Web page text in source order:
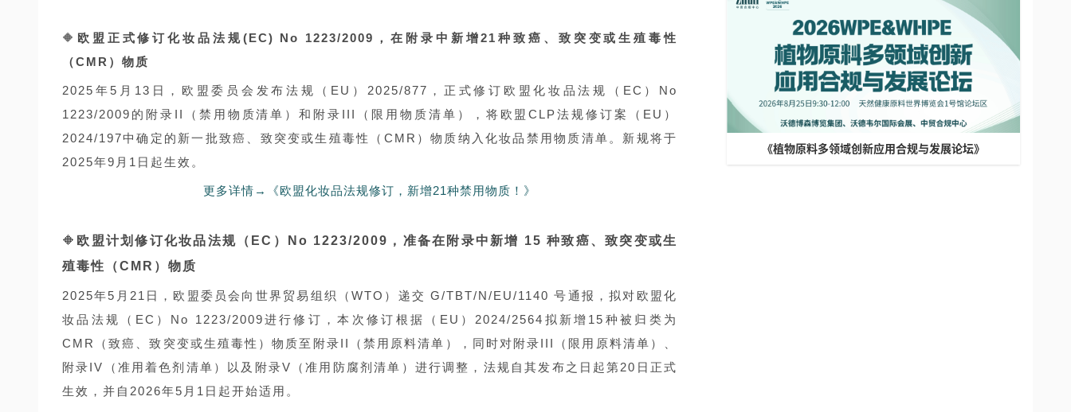
🔶 欧盟正式修订化妆品法规(EC) No 1223/2009，在附录中新增21种致癌、致突变或生殖毒性
（CMR）物质
2025年5月13日，欧盟委员会发布法规（EU）2025/877，正式修订欧盟化妆品法规（EC）No
1223/2009的附录II（禁用物质清单）和附录III（限用物质清单），将欧盟CLP法规修订案（EU）
2024/197中确定的新一批致癌、致突变或生殖毒性（CMR）物质纳入化妆品禁用物质清单。新规将于
2025年9月1日起生效。
更多详情→《欧盟化妆品法规修订，新增21种禁用物质！》
🔶 欧盟计划修订化妆品法规（EC）No 1223/2009，准备在附录中新增 15 种致癌、致突变或生
殖毒性（CMR）物质
2025年5月21日，欧盟委员会向世界贸易组织（WTO）递交 G/TBT/N/EU/1140 号通报，拟对欧盟化
妆品法规（EC）No 1223/2009进行修订，本次修订根据（EU）2024/2564拟新增15种被归类为
CMR（致癌、致突变或生殖毒性）物质至附录II（禁用原料清单），同时对附录III（限用原料清单）、
附录IV（准用着色剂清单）以及附录V（准用防腐剂清单）进行调整，法规自其发布之日起第20日正式
生效，并自2026年5月1日起开始适用。
《植物原料多领域创新应用合规与发展论坛》